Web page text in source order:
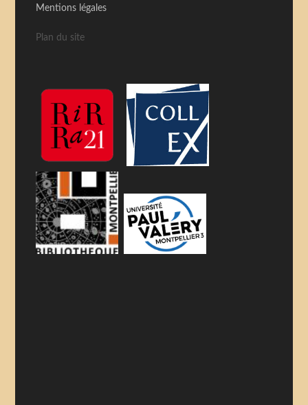
Mentions légales
Plan du site